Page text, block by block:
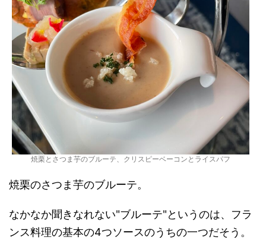
焼栗とさつま芋のブルーテ、クリスピーベーコンとライスパフ
焼栗のさつま芋のブルーテ。
なかなか聞きなれない"ブルーテ"というのは、フラ
ンス料理の基本の4つソースのうちの一つだそう。